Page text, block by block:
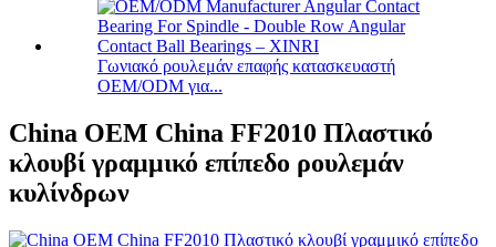
Γωνιακό ρουλεμάν επαφής κατασκευαστή
OEM/ODM για...
China OEM China FF2010 Πλαστικό
κλουβί γραμμικό επίπεδο ρουλεμάν
κυλίνδρων